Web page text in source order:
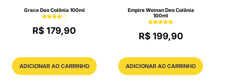
Grace Deo Colônia 100ml
R$ 179,90
ADICIONAR AO CARRINHO
Empire Woman Deo Colônia
100ml
R$ 199,90
ADICIONAR AO CARRINHO